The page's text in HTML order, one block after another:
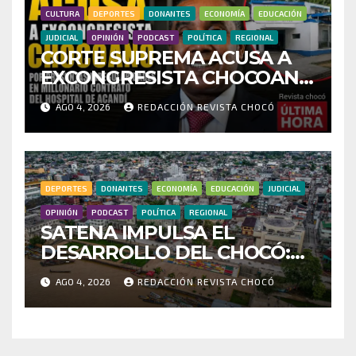
CULTURA DEPORTES DONANTES ECONOMÍA EDUCACIÓN
JUDICIAL OPINIÓN PODCAST POLÍTICA REGIONAL
CORTE SUPREMA ACUSA A
EXCONGRESISTA CHOCOANO
POR PRESUNTAS
IRREGULARIDADES EN
MILLONARIO CONTRATO
DEL HOSPITAL DE ACANDÍ
AGO 4, 2026 REDACCIÓN REVISTA CHOCÓ
DEPORTES DONANTES ECONOMÍA EDUCACIÓN JUDICIAL
OPINIÓN PODCAST POLÍTICA REGIONAL
SATENA IMPULSA EL
DESARROLLO DEL CHOCÓ:
MÁS DE 35 MIL PASAJEROS
MOVILIZADOS Y NUEVAS
RUTAS FORTALECEN LA
AGO 4, 2026 REDACCIÓN REVISTA CHOCÓ